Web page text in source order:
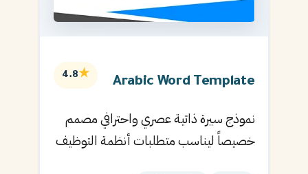
Arabic Word Template
★
4.8
نموذج سيرة ذاتية عصري واحترافي مصمم
خصيصاً ليناسب متطلبات أنظمة التوظيف